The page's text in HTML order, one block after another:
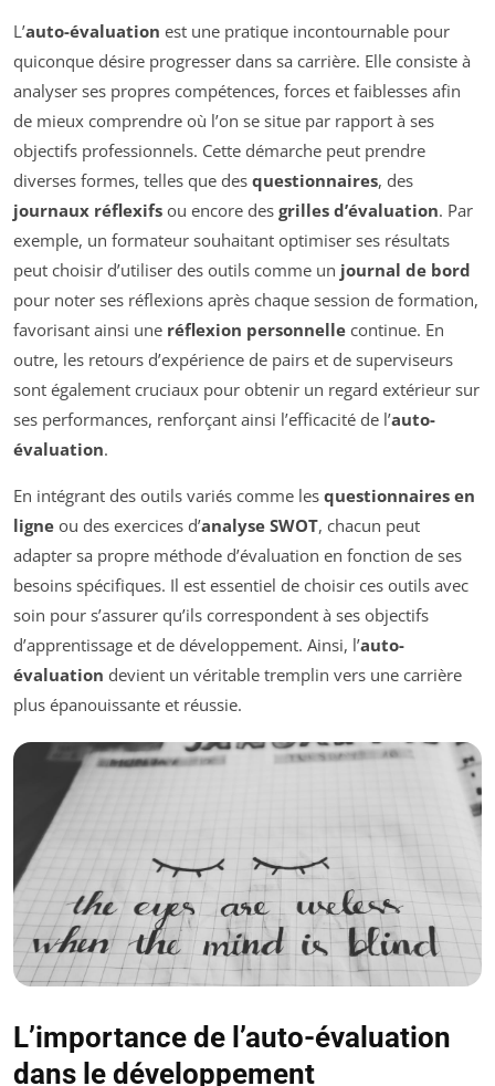
L’auto-évaluation est une pratique incontournable pour
quiconque désire progresser dans sa carrière. Elle consiste à
analyser ses propres compétences, forces et faiblesses afin
de mieux comprendre où l’on se situe par rapport à ses
objectifs professionnels. Cette démarche peut prendre
diverses formes, telles que des questionnaires, des
journaux réflexifs ou encore des grilles d’évaluation. Par
exemple, un formateur souhaitant optimiser ses résultats
peut choisir d’utiliser des outils comme un journal de bord
pour noter ses réflexions après chaque session de formation,
favorisant ainsi une réflexion personnelle continue. En
outre, les retours d’expérience de pairs et de superviseurs
sont également cruciaux pour obtenir un regard extérieur sur
ses performances, renforçant ainsi l’efficacité de l’auto-
évaluation.
En intégrant des outils variés comme les questionnaires en
ligne ou des exercices d’analyse SWOT, chacun peut
adapter sa propre méthode d’évaluation en fonction de ses
besoins spécifiques. Il est essentiel de choisir ces outils avec
soin pour s’assurer qu’ils correspondent à ses objectifs
d’apprentissage et de développement. Ainsi, l’auto-
évaluation devient un véritable tremplin vers une carrière
plus épanouissante et réussie.
L’importance de l’auto-évaluation
dans le développement